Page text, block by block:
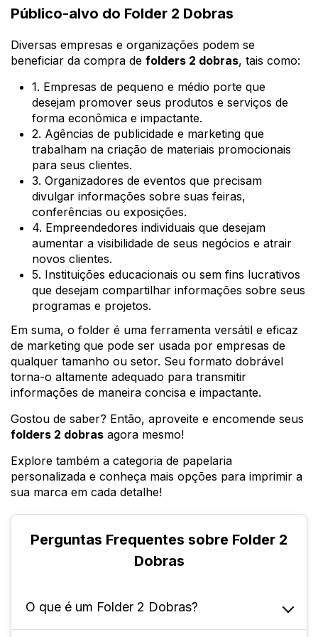
Público-alvo do Folder 2 Dobras
Diversas empresas e organizações podem se
beneficiar da compra de folders 2 dobras, tais como:
1. Empresas de pequeno e médio porte que
desejam promover seus produtos e serviços de
forma econômica e impactante.
2. Agências de publicidade e marketing que
trabalham na criação de materiais promocionais
para seus clientes.
3. Organizadores de eventos que precisam
divulgar informações sobre suas feiras,
conferências ou exposições.
4. Empreendedores individuais que desejam
aumentar a visibilidade de seus negócios e atrair
novos clientes.
5. Instituições educacionais ou sem fins lucrativos
que desejam compartilhar informações sobre seus
programas e projetos.
Em suma, o folder é uma ferramenta versátil e eficaz
de marketing que pode ser usada por empresas de
qualquer tamanho ou setor. Seu formato dobrável
torna-o altamente adequado para transmitir
informações de maneira concisa e impactante.
Gostou de saber? Então, aproveite e encomende seus
folders 2 dobras agora mesmo!
Explore também a categoria de papelaria
personalizada e conheça mais opções para imprimir a
sua marca em cada detalhe!
Perguntas Frequentes sobre Folder 2
Dobras
O que é um Folder 2 Dobras?